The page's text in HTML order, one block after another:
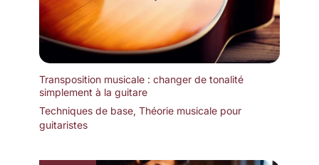
Transposition musicale : changer de tonalité
simplement à la guitare
Techniques de base, Théorie musicale pour
guitaristes